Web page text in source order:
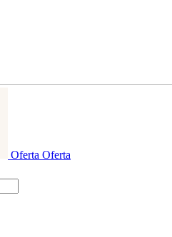
Oferta Oferta